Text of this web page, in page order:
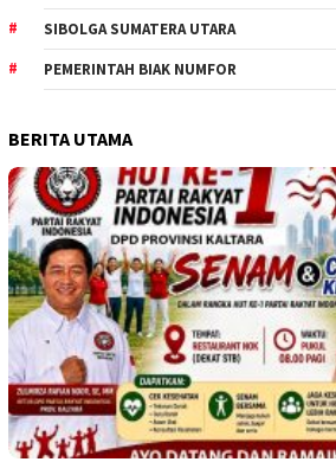
SIBOLGA SUMATERA UTARA
PEMERINTAH BIAK NUMFOR
BERITA UTAMA